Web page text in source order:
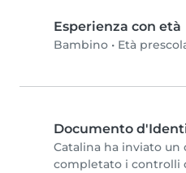
Esperienza con età
Bambino • Età
Documento
Catalina ha inviato
completato i controlli